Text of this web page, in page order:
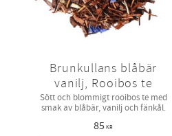
Brunkullans blåbär
vanilj, Rooibos te
Sött och blommigt rooibos te med
smak av blåbär, vanilj och fänkål.
85 KR